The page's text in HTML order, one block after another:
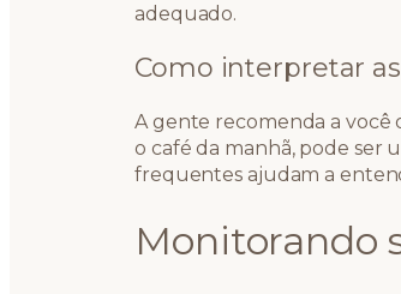
adequado.
Como interpretar
A gente recomenda a você
o café da manhã, pode ser
frequentes ajudam a
Monitorando